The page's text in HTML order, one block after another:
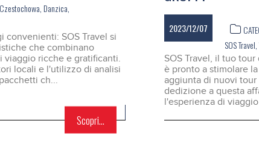
Czestochowa,Danzica,
convenienti: SOS Travel si
che combinano
viaggio ricche e gratificanti.
locali e l'utilizzo di analisi
ch...
Scopri...
2023/12/07
SOS Travel,
SOS Travel, il tuo
è pronto a stimolare
aggiunta di nuovi
dedizione a questa
l'esperienza di